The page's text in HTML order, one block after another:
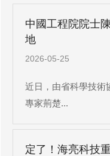
中國工程院院士
地
2026-05-25
近日，由省科學技術
專家荊楚...
定了！海亮科技